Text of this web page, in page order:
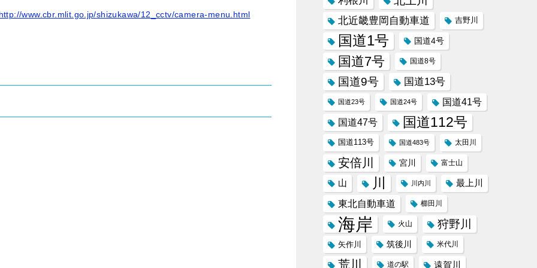
www.cbr.mlit.go.jp/shizukawa/12_cctv/camera-menu.html
北近畿豊岡自動車道 吉野川
国道1号 国道4号
国道7号 国道8号
国道9号 国道13号
国道23号 国道24号 国道41号
国道47号 国道112号
国道113号 国道483号 太田川
安倍川 宮川 富士山
山 川 川内川 最上川
東北自動車道 櫛田川
海岸 火山 狩野川
矢作川 筑後川 米代川
荒川 道の駅 遠賀川